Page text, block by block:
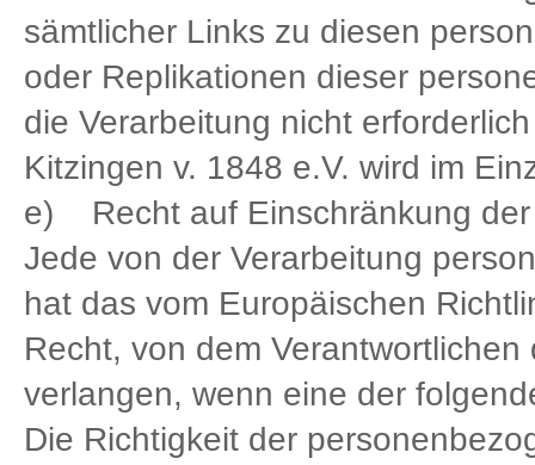
sämtlicher Links zu diesen
oder Replikationen dieser
die Verarbeitung nicht
Kitzingen v. 1848 e.V. wird im
e) Recht auf Einschränkung der
Jede von der Verarbeitung
hat das vom Europäischen
Recht, von dem
verlangen, wenn eine der
Die Richtigkeit der